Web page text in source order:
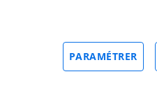
PARAMÉTRER